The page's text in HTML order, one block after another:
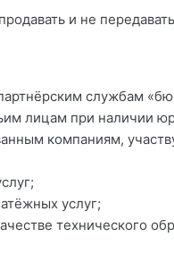
и не
службам
лицам при наличии
компаниям,
услуг;
технического